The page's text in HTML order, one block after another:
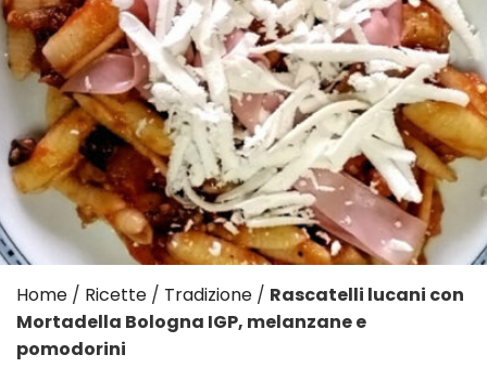
Home / Ricette / Tradizione / Rascatelli lucani con
Mortadella Bologna IGP, melanzane e
pomodorini